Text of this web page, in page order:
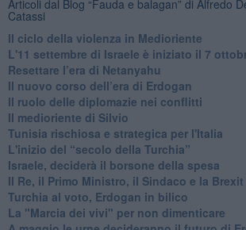
Articoli dal Blog “Fauda e balagan” di Alfredo
Catassi
Il ciclo della violenza in Medioriente
L'11 settembre di Israele è iniziato il 7
Resettare l’era di Netanyahu
​Il nuovo corso dell’era di Erdogan
Il ruolo delle diplomazie nei conflitti
Il medioriente di Silvio
Tunisia rischiosa e strategica per l'Italia
L'inizio del “secolo della Turchia”
Israele, deciderà il borsone della spesa
Il Re, il Primo Ministro, il Sindaco e la Brexit
Turchia al voto, Erdogan in bilico
La "Marcia dei vivi" per non dimenticare